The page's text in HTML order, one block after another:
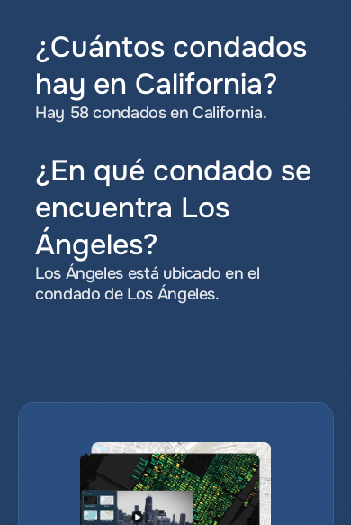
¿Cuántos condados
hay en California?
Hay 58 condados en California.
¿En qué condado se
encuentra Los
Ángeles?
Los Ángeles está ubicado en el
condado de Los Ángeles.